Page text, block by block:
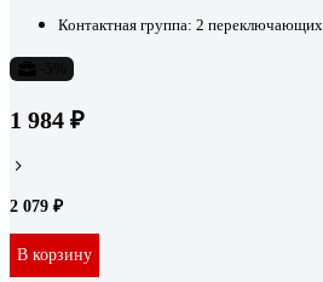
Контактная группа: 2 переключающих
1 984 ₽
2 079 ₽
В корзину